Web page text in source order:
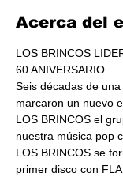
Acerca del
LOS BRINCOS
60 ANIVERSARIO
Seis décadas de
marcaron un nuevo
LOS BRINCOS el
nuestra música pop
LOS BRINCOS se
primer disco con